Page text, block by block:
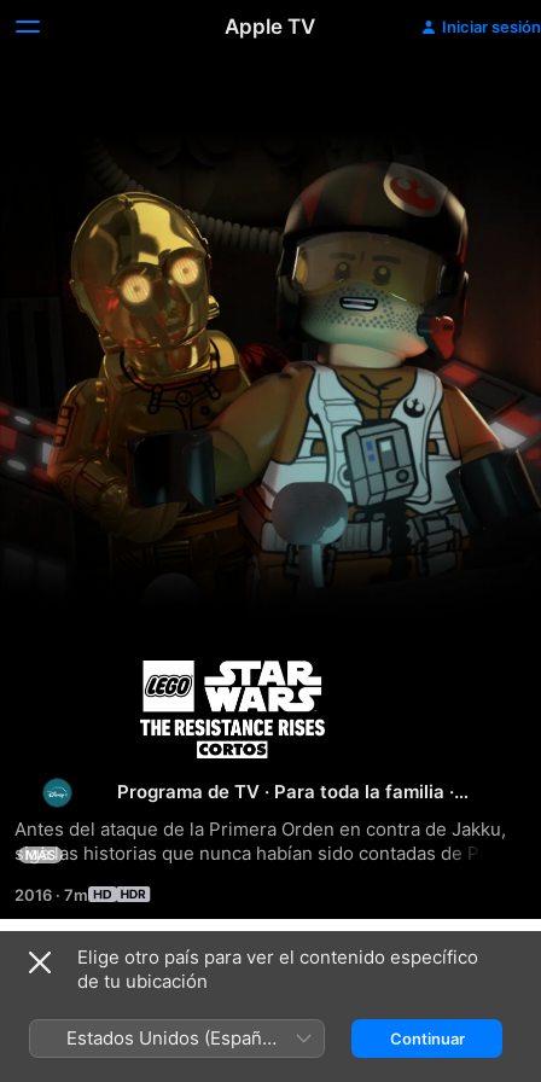
Apple TV Iniciar sesión
LEGO
Star
Wars:
Resistance
Rises
Programa de TV · Para toda la familia ·
Antes del ataque de la Primera Orden en contra de Jakku,
siga las historias que nunca habían sido contadas de Poe
MÁS
2016 · 7m
Temporada 1
Elige otro país para ver el contenido específico
de tu ubicación
Estados Unidos (Español
México)
Continuar